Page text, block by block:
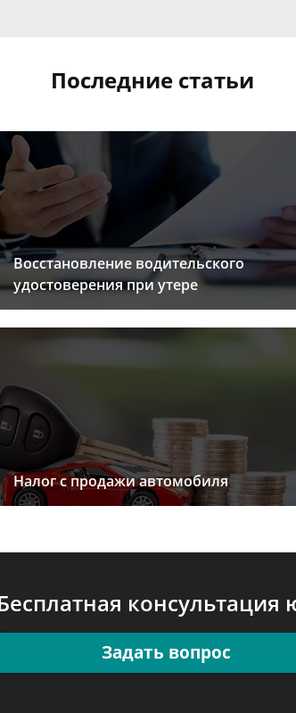
Последние статьи
Восстановление водительского
удостоверения при утере
Налог с продажи автомобиля
консультация
Задать вопрос